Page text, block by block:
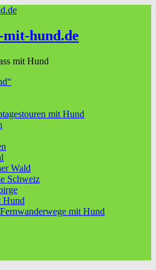
mit-hund.de
mit Hund
mit Hund
Wald
Schweiz
Hund
mit Hund